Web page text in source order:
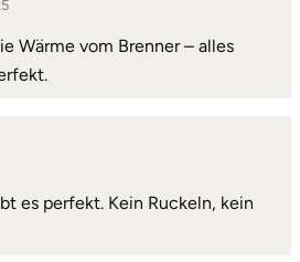
Wärme vom Brenner – alles
es perfekt. Kein Ruckeln, kein